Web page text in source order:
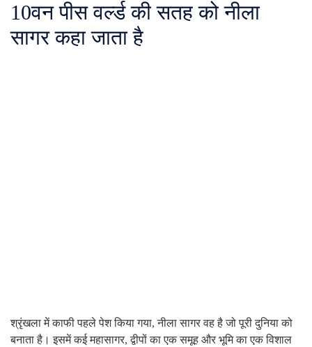
10वन पीस वर्ल्ड की सतह को नीला
सागर कहा जाता है
श्रृंखला में काफी पहले पेश किया गया, नीला सागर वह है जो पूरी दुनिया को
बनाता है। इसमें कई महासागर, द्वीपों का एक समूह और भूमि का एक विशाल